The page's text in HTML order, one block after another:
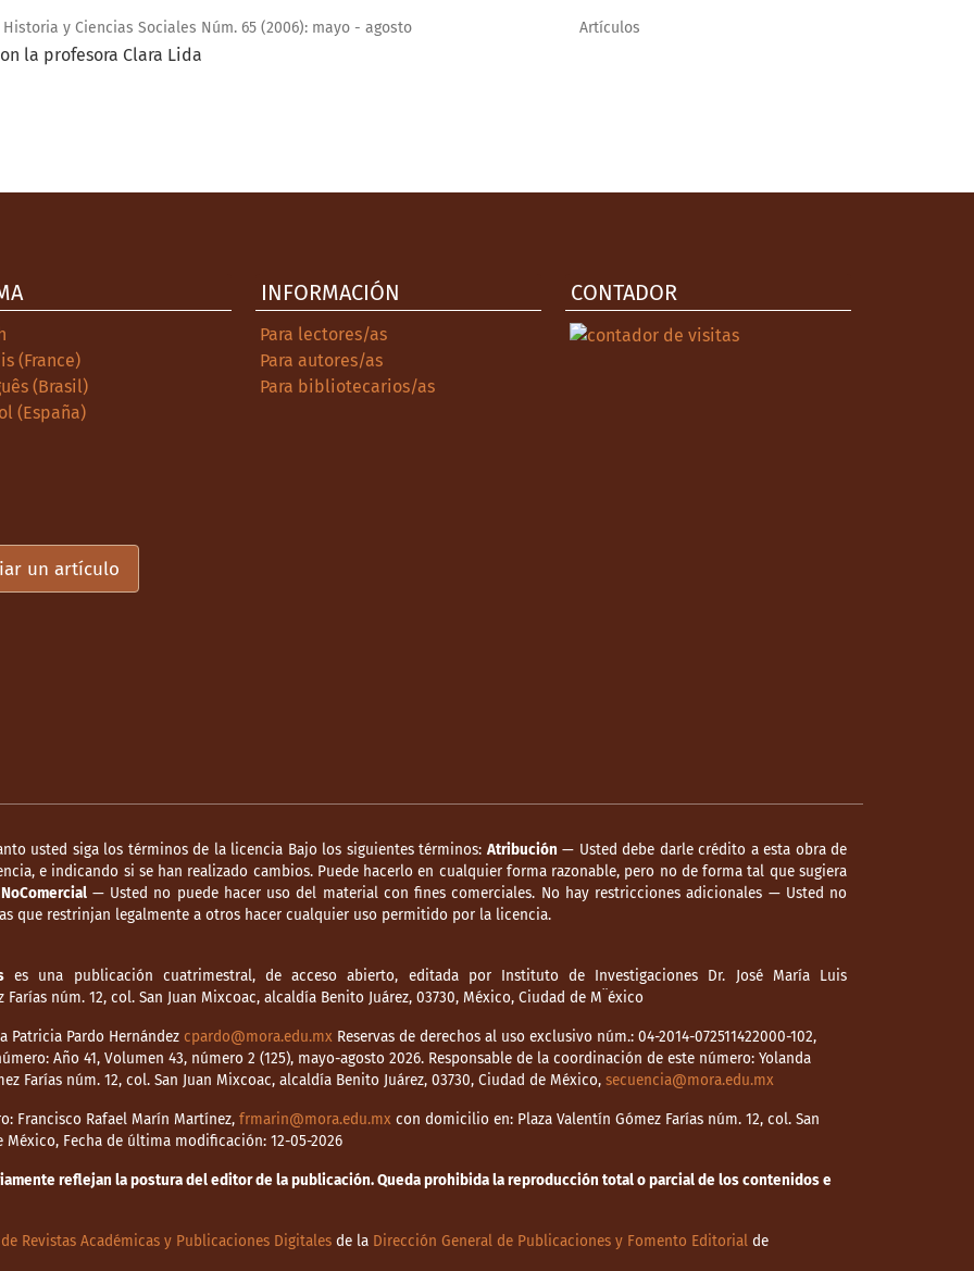
y Ciencias Sociales Núm. 65 (2006): mayo - agosto Artículos
la profesora Clara Lida
(France)
(Brasil)
(España)
INFORMACIÓN
Para lectores/as
Para autores/as
Para bibliotecarios/as
CONTADOR
un artículo
usted siga los términos de la licencia Bajo los siguientes términos: Atribución — Usted debe darle crédito a esta obra de
e indicando si se han realizado cambios. Puede hacerlo en cualquier forma razonable, pero no de forma tal que sugiera
NoComercial— Usted no puede hacer uso del material con fines comerciales. No hay restricciones adicionales — Usted no
que restrinjan legalmente a otros hacer cualquier uso permitido por la licencia.
es una publicación cuatrimestral, de acceso abierto, editada por Instituto de Investigaciones Dr. José María Luis
Farías núm. 12, col. San Juan Mixcoac, alcaldía Benito Juárez, 03730, México, Ciudad de M¨éxico
Patricia Pardo Hernández cpardo@mora.edu.mx Reservas de derechos al uso exclusivo núm.: 04-2014-072511422000-102,
Año 41, Volumen 43, número 2 (125), mayo-agosto 2026. Responsable de la coordinación de este número: Yolanda
Farías núm. 12, col. San Juan Mixcoac, alcaldía Benito Juárez, 03730, Ciudad de México, secuencia@mora.edu.mx
Francisco Rafael Marín Martínez, frmarin@mora.edu.mx con domicilio en: Plaza Valentín Gómez Farías núm. 12, col. San
México, Fecha de última modificación: 12-05-2026
reflejan la postura del editor de la publicación. Queda prohibida la reproducción total o parcial de los contenidos e
Revistas Académicas y Publicaciones Digitales de la Dirección General de Publicaciones y Fomento Editorial de